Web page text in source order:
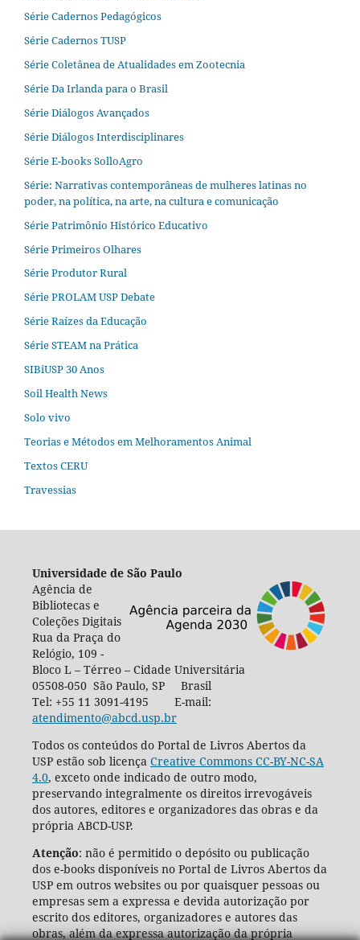
Série Cadernos Pedagógicos
Série Cadernos TUSP
Série Coletânea de Atualidades em Zootecnia
Série Da Irlanda para o Brasil
Série Diálogos Avançados
Série Diálogos Interdisciplinares
Série E-books SolloAgro
Série: Narrativas contemporâneas de mulheres latinas no
poder, na política, na arte, na cultura e comunicação
Série Patrimônio Histórico Educativo
Série Primeiros Olhares
Série Produtor Rural
Série PROLAM USP Debate
Série Raízes da Educação
Série STEAM na Prática
SIBiUSP 30 Anos
Soil Health News
Solo vivo
Teorias e Métodos em Melhoramentos Animal
Textos CERU
Travessias
Universidade de São Paulo
Agência de
Bibliotecas e
Coleções Digitais
Rua da Praça do
Relógio, 109 -
Bloco L – Térreo – Cidade Universitária
05508-050 São Paulo, SP Brasil
Tel: +55 11 3091-4195 E-mail:
atendimento@abcd.usp.br
Todos os conteúdos do Portal de Livros Abertos da
USP estão sob licença Creative Commons CC-BY-NC-SA
4.0, exceto onde indicado de outro modo,
preservando integralmente os direitos irrevogáveis
dos autores, editores e organizadores das obras e da
própria ABCD-USP.
Atenção: não é permitido o depósito ou publicação
dos e-books disponíveis no Portal de Livros Abertos da
USP em outros websites ou por quaisquer pessoas ou
empresas sem a expressa e devida autorização por
escrito dos editores, organizadores e autores das
obras, além da expressa autorização da própria